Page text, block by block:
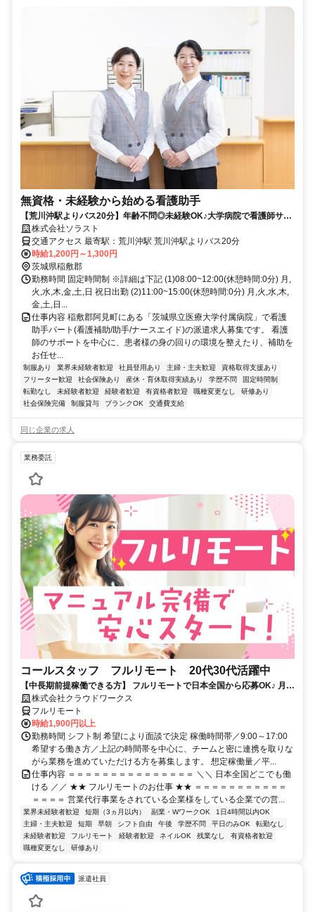
無資格・未経験から始める看護助手
【荒川沖駅よりバス20分】年齢不問◎未経験OK♪大学病院で看護師サポ
ート募集★選べるシフト
株式会社ソラスト
交通アクセス 最寄駅：荒川沖駅 荒川沖駅よりバス20分
時給1,200円～1,300円
茨城県稲敷郡
勤務時間 固定時間制 ※詳細は下記 (1)08:00~12:00(休憩時間:0分) 月,
火,水,木,金,土,日 祝日出勤 (2)11:00~15:00(休憩時間:0分) 月,火,水,木,
金,土,日...
仕事内容 稲敷郡阿見町にある「茨城県立医療大学付属病院」で看護
助手パート(看護補助/助手/ナースエイド)の派遣求人募集です。 看護
師のサポートを中心に、患者様の身の回りの環境を整えたり、補助を
お任せ...
制服あり 業界未経験者歓迎 社員登用あり 主婦・主夫歓迎
資格取得支援あり
フリーター歓迎
社会保険あり 産休・育休取得実績あり 学歴不問
固定時間制
転勤なし
未経験者歓迎 経験者歓迎 有資格者歓迎 職種変更なし
研修あり
社会保険完備
制服貸与 ブランクOK 交通費支給
同じ企業の求人
業務委託
コールスタッフ フルリモート 20代30代活躍中
【中長期前提稼働できる方】 フルリモートで日本全国から応募OK♪ 月稼
働80時間で安定収入！
株式会社クラウドワークス
フルリモート
時給1,900円以上
勤務時間 シフト制 希望により面談で決定 稼働時間帯／9:00～17:00
希望する働き方／上記の時間帯を中心に、チームと密に連携を取りな
がら業務を進めていただける方を募集します。 想定稼働量／平...
仕事内容 ＝＝＝＝＝＝＝＝＝＝＝＝＝＝＝ ＼＼ 日本全国どこでも働
ける ／／ ★★ フルリモートのお仕事 ★★ ＝＝＝＝＝＝＝＝＝＝＝
＝＝＝＝ 営業代行事業をされている企業様をしている企業での営...
業界未経験者歓迎 短期（3ヵ月以内） 副業・WワークOK
1日4時間以内OK
主婦・主夫歓迎
短期 早朝 シフト自由 午後 学歴不問 平日のみOK
転勤なし
未経験者歓迎
フルリモート 経験者歓迎 ネイルOK 残業なし
有資格者歓迎
職種変更なし
研修あり
派遣社員